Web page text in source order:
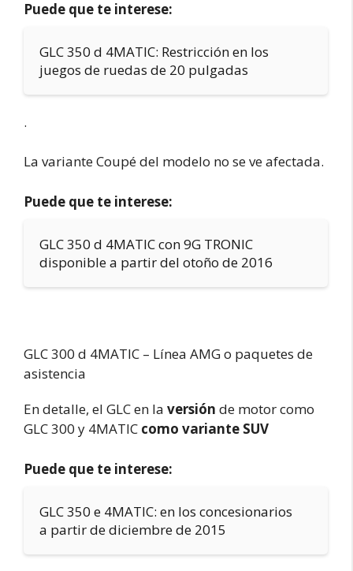
Puede que te interese:
GLC 350 d 4MATIC: Restricción en los
juegos de ruedas de 20 pulgadas
.
La variante Coupé del modelo no se ve afectada.
Puede que te interese:
GLC 350 d 4MATIC con 9G TRONIC
disponible a partir del otoño de 2016
GLC 300 d 4MATIC – Línea AMG o paquetes de
asistencia
En detalle, el GLC en la versión de motor como
GLC 300 y 4MATIC como variante SUV
Puede que te interese:
GLC 350 e 4MATIC: en los concesionarios
a partir de diciembre de 2015